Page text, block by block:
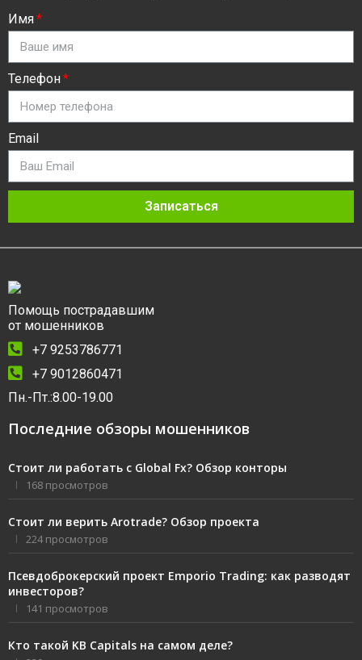
Имя
Телефон
Email
Записаться
Помощь пострадавшим
от мошенников
+7 9253786771
+7 9012860471
Пн.-Пт.:8.00-19.00
Последние обзоры мошенников
Стоит ли работать с Global Fx? Обзор конторы
168 просмотров
Стоит ли верить Arotrade? Обзор проекта
224 просмотров
Псевдоброкерский проект Emporio Trading: как разводят
инвесторов?
141 просмотров
Кто такой KB Capitals на самом деле?